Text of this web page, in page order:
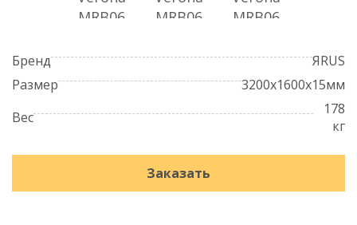
Бренд
ЯRUS
Размер
3200x1600x15мм
Вес
178
кг
Заказать